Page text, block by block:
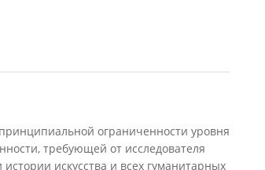
ограниченности уровня
требующей от исследователя
искусства и всех гуманитарных